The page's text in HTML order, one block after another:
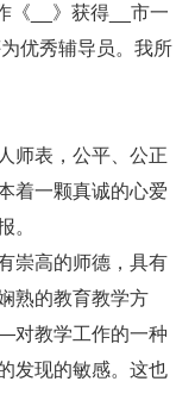
《__》获得__市一
优秀辅导员。我所
师表，公平、公正
着一颗真诚的心爱
。
崇高的师德，具有
熟的教育教学方
对教学工作的一种
发现的敏感。这也